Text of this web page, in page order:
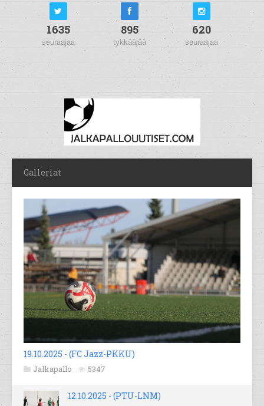
1635
seuraajaa
895
tykkääjää
620
seuraajaa
Galleriat
19.10.2025 - (FC Jazz-PKKU)
Jalkapallo 5347
12.10.2025 - (PTU-LNM)